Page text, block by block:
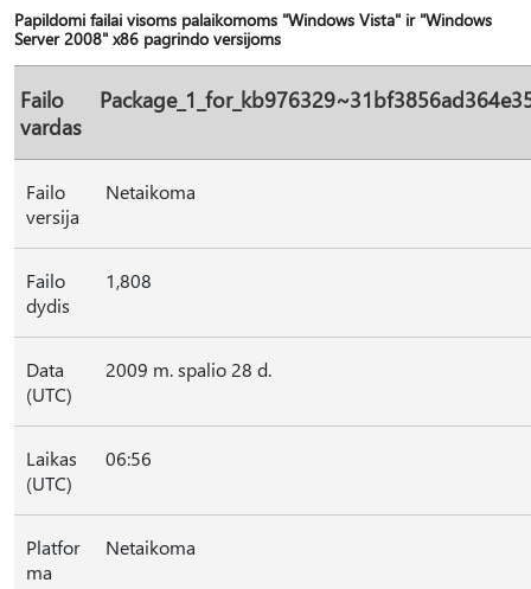
Papildomi failai visoms palaikomoms "Windows Vista" ir "Windows
Server 2008" x86 pagrindo versijoms
Failo
vardas
Failo
versija
Netaikoma
Failo
dydis
1,808
Data
(UTC)
2009 m. spalio 28 d.
Laikas
(UTC)
06:56
Platfor
ma
Netaikoma